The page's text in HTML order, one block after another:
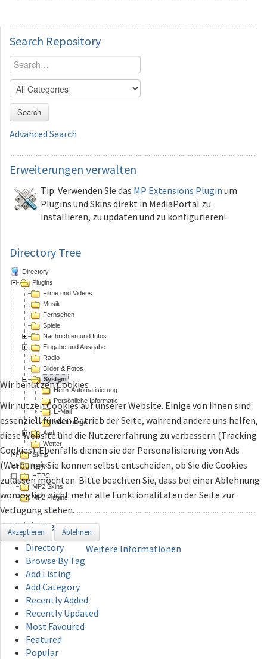
Search Repository
Search
Advanced Search
Erweiterungen verwalten
Tip: Verwenden Sie das MP Extensions Plugin um
Plugins und Skins direkt in MediaPortal zu
installieren, zu updaten und zu konfigurieren!
Directory Tree
Directory
Plugins
Filme und Videos
Musik
Fernsehen
Spiele
Nachrichten und Infos
Eingabe und Ausgabe
Radio
Bilder & Fotos
System
Heim-Automatisierung
Persönliche Informations Assistenten
E-Mail
Werkzeuge
Andere
Wetter
Skins
logos
HTPC
MP2 Skins
MP2 Plugins
QuickMenu
Directory
Browse By Tag
Add Listing
Add Category
Recently Added
Recently Updated
Most Favoured
Featured
Popular
Wir benutzen Cookies
Wir nutzen Cookies auf unserer Website. Einige von ihnen sind
essenziell für den Betrieb der Seite, während andere uns helfen,
diese Website und die Nutzererfahrung zu verbessern (Tracking
Cookies). Ebenfalls dienen sie der Personalisierung von Ads
(Werbung). Sie können selbst entscheiden, ob Sie die Cookies
zulassen möchten. Bitte beachten Sie, dass bei einer Ablehnung
womöglich nicht mehr alle Funktionalitäten der Seite zur
Verfügung stehen.
Akzeptieren Ablehnen
Weitere Informationen